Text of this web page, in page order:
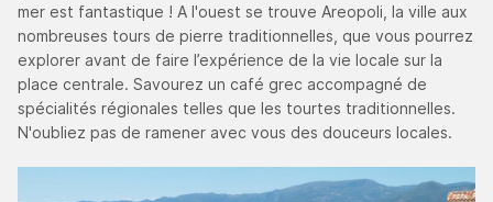
mer est fantastique ! A l'ouest se trouve Areopoli, la ville aux
nombreuses tours de pierre traditionnelles, que vous pourrez
explorer avant de faire l’expérience de la vie locale sur la
place centrale. Savourez un café grec accompagné de
spécialités régionales telles que les tourtes traditionnelles.
N'oubliez pas de ramener avec vous des douceurs locales.